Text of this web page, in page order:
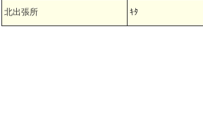
北出張所 ｷﾀ